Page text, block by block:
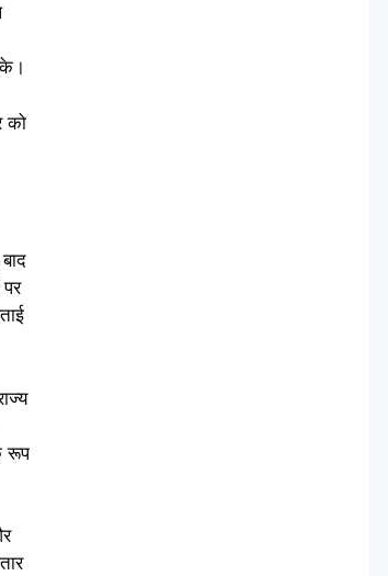
को
रूप